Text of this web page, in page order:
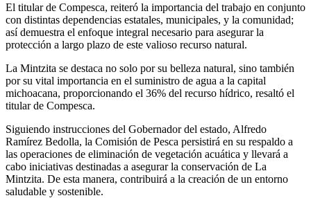
El titular de Compesca, reiteró la importancia del trabajo en conjunto
con distintas dependencias estatales, municipales, y la comunidad;
así demuestra el enfoque integral necesario para asegurar la
protección a largo plazo de este valioso recurso natural.
La Mintzita se destaca no solo por su belleza natural, sino también
por su vital importancia en el suministro de agua a la capital
michoacana, proporcionando el 36% del recurso hídrico, resaltó el
titular de Compesca.
Siguiendo instrucciones del Gobernador del estado, Alfredo
Ramírez Bedolla, la Comisión de Pesca persistirá en su respaldo a
las operaciones de eliminación de vegetación acuática y llevará a
cabo iniciativas destinadas a asegurar la conservación de La
Mintzita. De esta manera, contribuirá a la creación de un entorno
saludable y sostenible.